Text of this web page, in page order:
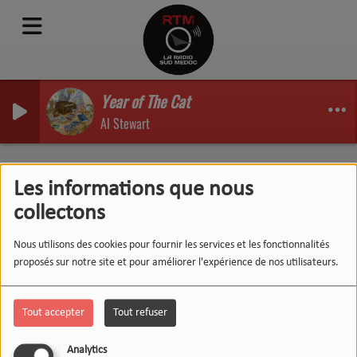
Les informations que nous
collectons
Nous utilisons des cookies pour fournir les services et les fonctionnalités
proposés sur notre site et pour améliorer l'expérience de nos utilisateurs.
Tout accepter Tout refuser
Analytics
Year of The Cat
Al Stewart
BLEU NUIT - 29/04/2022